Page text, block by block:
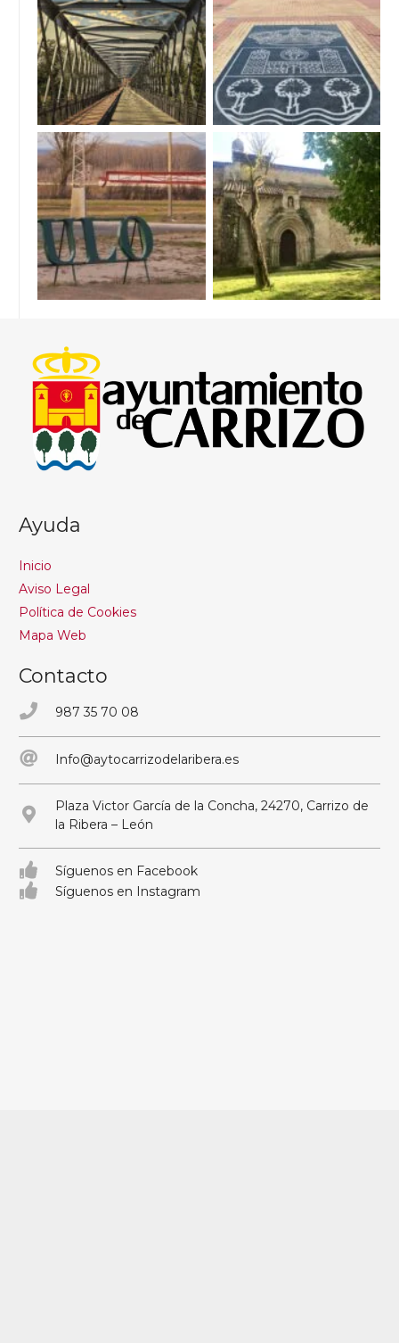
Ayuda
Inicio
Aviso Legal
Política de Cookies
Mapa Web
Contacto
987 35 70 08
Info@aytocarrizodelaribera.es
Plaza Victor García de la Concha, 24270, Carrizo de
la Ribera – León
Síguenos en Facebook
Síguenos en Instagram